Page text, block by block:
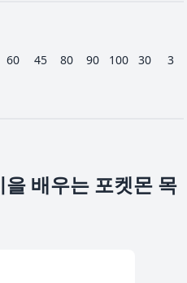
60 45 80 90 100 30 3
배우는 포켓몬 목